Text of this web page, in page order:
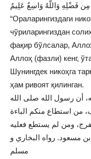
مِن فَضْلِهِ وَاللَّهُ وَاسِعٌ عَلِيمٌ
“Ораларингиздаги
чўриларингиздан
фақир бўлсалар,
Аллоҳ (фазли) кенг,
Шунингдек никоҳга
ҳам ривоят қилинган.
أن رسول الله صلى الله
من استطاع منكم الباءة
ومن لم يستطع فعليه
مسعود. رواه البخاري و
مسلم